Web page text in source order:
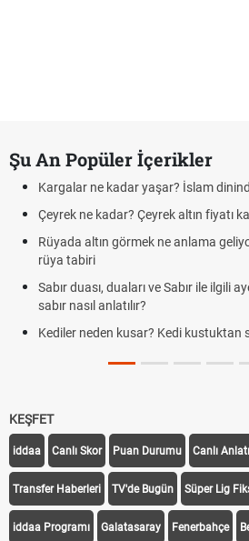
Şu An Popüler İçerikler
Kargalar ne kadar yaşar? İslam
Çeyrek ne kadar? Çeyrek altın fiyatı
Rüyada altın görmek ne anlama
rüya tabiri
Sabır duası, duaları ve Sabır ile ilgili
sabır nasıl anlatılır?
Kediler neden kusar? Kedi kustuktan
KEŞFET
iddaa Canlı Skor Puan Durumu Canlı
Transfer Haberleri TV'de Bugün Süper Lig
iddaa Programı Galatasaray Fenerbahçe